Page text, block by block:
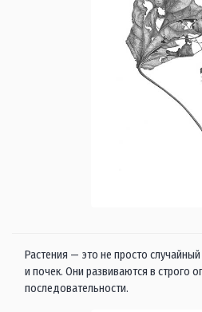
Растения — это не просто
и почек. Они развиваются в строго
последовательности.